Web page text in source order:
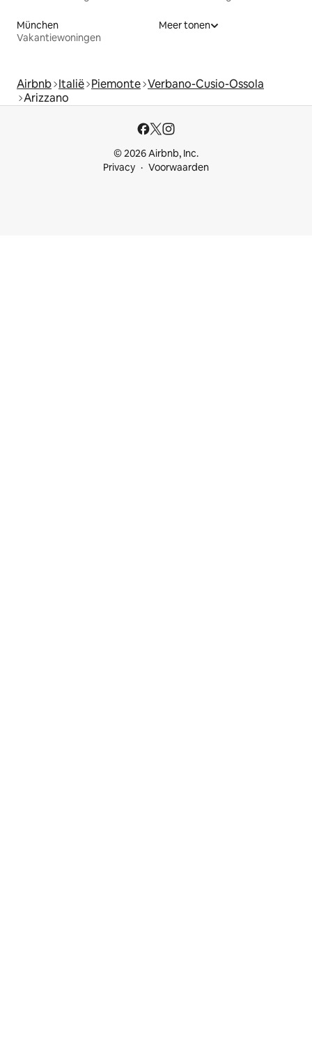
München
Vakantiewoningen
Meer tonen
Airbnb Italië Piemonte Verbano-Cusio-Ossola
Arizzano
© 2026 Airbnb, Inc.
Privacy
Voorwaarden